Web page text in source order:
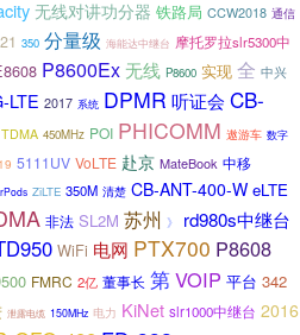
无线对讲功分器 铁路局 CCW2018 通信
350 分量级 海能达中继台 摩托罗拉slr5300中
P8600Ex无线 P8600 实现 全 中兴
LTE 2017 系统 DPMR 听证会 CB-
TDMA 450MHz POI PHICOMM 遨游车 数字
5111UV VoLTE 赴京 MateBook 中移
ZiLTE 350M 清楚 CB-ANT-400-W eLTE
非法 SL2M 苏州 》 rd980s中继台
WiFi 电网 PTX700 P8608
FMRC 2亿 董事长 第VOIP 平台 342
泄露电缆 150MHz 电力 KiNet slr1000中继台 2016